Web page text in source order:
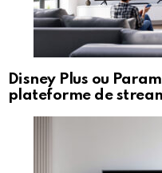
Disney Plus ou
plateforme de